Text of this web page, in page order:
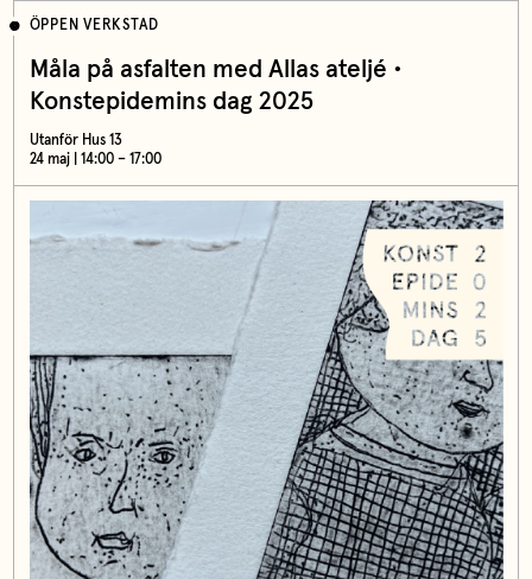
ÖPPEN VERKSTAD
Måla på asfalten med Allas ateljé •
Konstepidemins dag 2025
Utanför Hus 13
24 maj | 14:00 – 17:00